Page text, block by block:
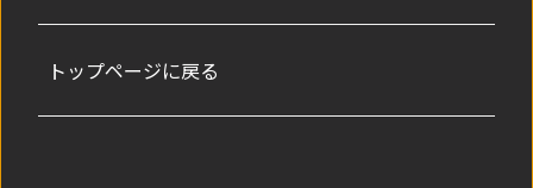
トップページに戻る